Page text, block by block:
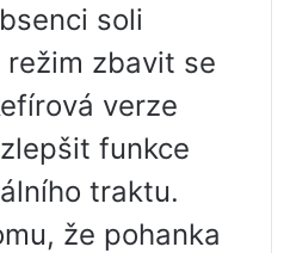
soli
zbavit se
verze
funkce
traktu.
že pohanka